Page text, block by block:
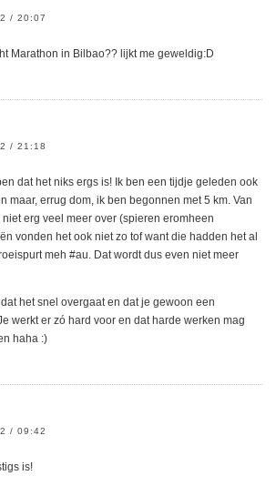
/ 20:07
Marathon in Bilbao?? lijkt me geweldig:D
/ 21:18
dat het niks ergs is! Ik ben een tijdje geleden ook
maar, errug dom, ik ben begonnen met 5 km. Van
erg veel meer over (spieren eromheen
vonden het ook niet zo tof want die hadden het al
meh #au. Dat wordt dus even niet meer
het snel overgaat en dat je gewoon een
werkt er zó hard voor en dat harde werken mag
haha :)
/ 09:42
is!